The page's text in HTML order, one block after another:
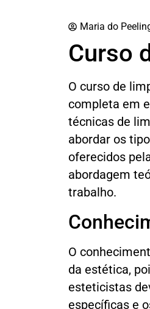
Maria do
Curso
O curso de
completa em
técnicas de
abordar os
oferecidos
abordagem
trabalho.
O
da estética,
esteticistas
específicas e